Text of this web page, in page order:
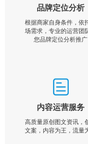
品牌定位分析
根据商家自身条件，依
场需求，专业的运营团
您品牌定位分析推广
内容运营服务
高质量原创图文资讯，
文案，内容为王，流量